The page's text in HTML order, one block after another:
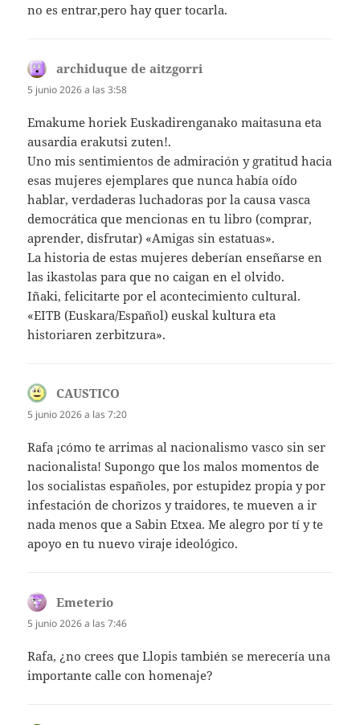
no es entrar,pero hay quer tocarla.
archiduque de aitzgorri
5 junio 2026 a las 3:58
Emakume horiek Euskadirenganako maitasuna eta
ausardia erakutsi zuten!.
Uno mis sentimientos de admiración y gratitud hacia
esas mujeres ejemplares que nunca había oído
hablar, verdaderas luchadoras por la causa vasca
democrática que mencionas en tu libro (comprar,
aprender, disfrutar) «Amigas sin estatuas».
La historia de estas mujeres deberían enseñarse en
las ikastolas para que no caigan en el olvido.
Iñaki, felicitarte por el acontecimiento cultural.
«EITB (Euskara/Español) euskal kultura eta
historiaren zerbitzura».
CAUSTICO
5 junio 2026 a las 7:20
Rafa ¡cómo te arrimas al nacionalismo vasco sin ser
nacionalista! Supongo que los malos momentos de
los socialistas españoles, por estupidez propia y por
infestación de chorizos y traidores, te mueven a ir
nada menos que a Sabin Etxea. Me alegro por tí y te
apoyo en tu nuevo viraje ideológico.
Emeterio
5 junio 2026 a las 7:46
Rafa, ¿no crees que Llopis también se merecería una
importante calle con homenaje?